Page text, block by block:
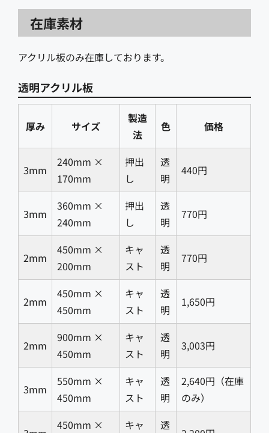
ラミネート樹脂
マイラー（強化ポリエステル）
ナイロン
ポリエステル
〇
〇
レジン（ポリウレタン樹脂）
△
スチレン
ザイロン (Zylon)
〇 〇
※1 ミラーアクリルはミラー側からの直接の加工はで
裏側からのカット、彫刻でしたら可能です。
ミラー面の加工の場合はマスキングテープを貼った上
からの加工を承っています。
稀に彫刻加工ができないミラーアクリルもあるようで
す。
※2 発泡材は熱によって溶けやすいため、カットの断
面が斜めになってしまうことが多々ございます。彫刻
も表面溶けて凸凹になるためお勧めしておりません。
※3 皮革に関してはタンニンなめしで加工された天然
革、ポリウレタン製の合皮の加工は可能です。
塩化ビニール製の合皮、クロムなめしで加工された革
に関してはレーザー加工機の故障に繋がるため加工を
タイル
※4 ガラスは製造方法、耐熱温度などによって様々な
ものがあり、物によってはレーザー加工によってヒビ
が入るものもあるようです。加工できるものかどうか
の判別が見た目や情報だけでは難しいため、一度試し
加工を行うことをお勧めします。また、グラスなど平
らに設置できないものは加工中に動かないように固定
できるものをお客様にご用意いただいております。詳
細はお問い合わせください。
※5 ステンレスの表面に特殊な塗料を塗られた場合
のみマーキングが可能です。詳しくはお問い合わせく
ださい。
可能です。
在庫素材
アクリル板のみ在庫しております。
透明アクリル板
厚み サイズ
製造
法
色 価格
3mm
240mm ×
170mm
押出
し
透
明
440円
3mm
360mm ×
240mm
押出
し
透
明
770円
2mm
450mm ×
200mm
キャ
スト
透
明
770円
2mm
450mm ×
450mm
キャ
スト
透
明
1,650円
2mm
900mm ×
450mm
キャ
スト
透
明
3,003円
3mm
550mm ×
450mm
キャ
スト
透
明
2,640円（在庫
のみ）
450mm × キャ 透